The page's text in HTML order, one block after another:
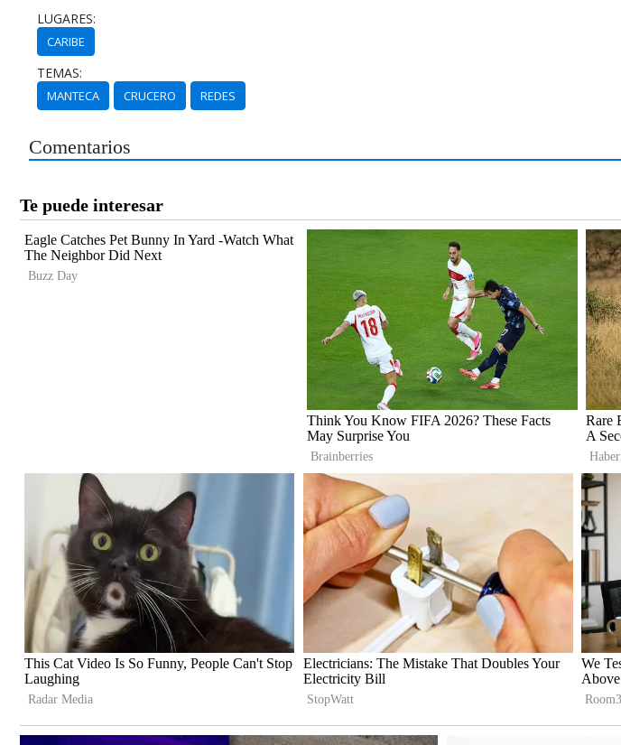
LUGARES:
CARIBE
TEMAS:
MANTECA CRUCERO REDES
Comentarios